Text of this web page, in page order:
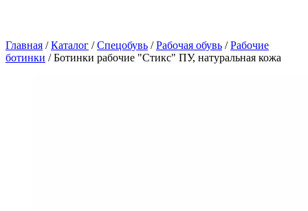
Главная / Каталог / Спецобувь / Рабочая обувь / Рабочие
ботинки / Ботинки рабочие "Стикс" ПУ, натуральная кожа